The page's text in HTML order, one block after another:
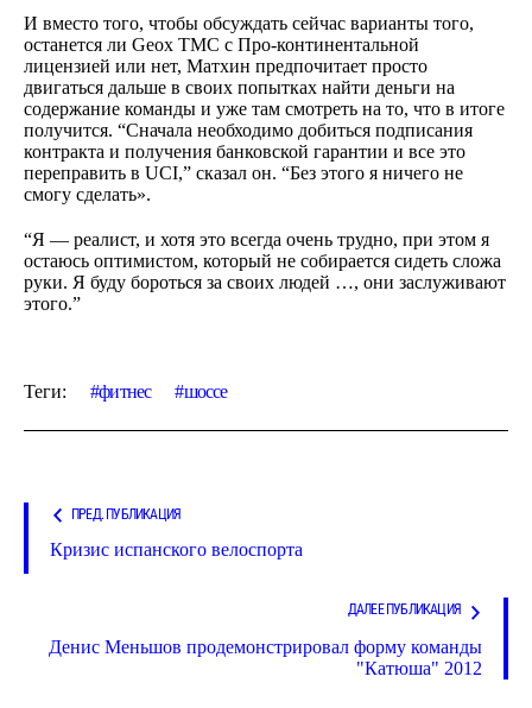
И вместо того, чтобы обсуждать сейчас варианты того,
останется ли Geox TMC с Про-континентальной
лицензией или нет, Матхин предпочитает просто
двигаться дальше в своих попытках найти деньги на
содержание команды и уже там смотреть на то, что в итоге
получится. “Сначала необходимо добиться подписания
контракта и получения банковской гарантии и все это
переправить в UCI,” сказал он. “Без этого я ничего не
смогу сделать».
“Я — реалист, и хотя это всегда очень трудно, при этом я
остаюсь оптимистом, который не собирается сидеть сложа
руки. Я буду бороться за своих людей …, они заслуживают
этого.”
Теги: фитнес шоссе
ПРЕД. ПУБЛИКАЦИЯ
Кризис испанского велоспорта
ДАЛЕЕ ПУБЛИКАЦИЯ
Денис Меньшов продемонстрировал форму команды
"Катюша" 2012